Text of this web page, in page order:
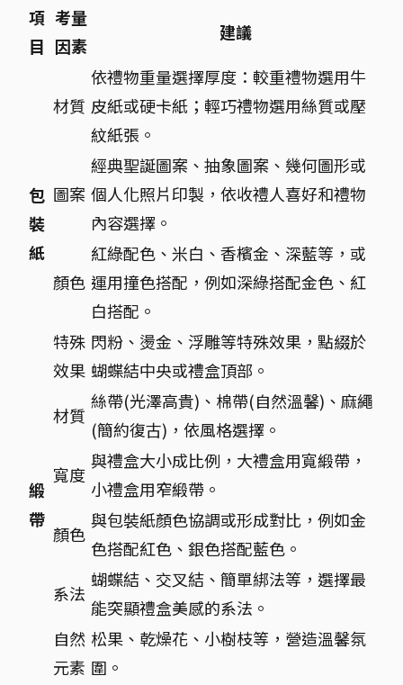
項
目
考量
因素
建議
包
裝
紙
材質
依禮物重量選擇厚度：較重禮物選用牛
皮紙或硬卡紙；輕巧禮物選用絲質或壓
紋紙張。
圖案
經典聖誕圖案、抽象圖案、幾何圖形或
個人化照片印製，依收禮人喜好和禮物
內容選擇。
顏色
紅綠配色、米白、香檳金、深藍等，或
運用撞色搭配，例如深綠搭配金色、紅
白搭配。
特殊
效果
閃粉、燙金、浮雕等特殊效果，點綴於
蝴蝶結中央或禮盒頂部。
緞
帶
材質
絲帶(光澤高貴)、棉帶(自然溫馨)、麻繩
(簡約復古)，依風格選擇。
寬度
與禮盒大小成比例，大禮盒用寬緞帶，
小禮盒用窄緞帶。
顏色
與包裝紙顏色協調或形成對比，例如金
色搭配紅色、銀色搭配藍色。
系法
蝴蝶結、交叉結、簡單綁法等，選擇最
能突顯禮盒美感的系法。
自然
元素
松果、乾燥花、小樹枝等，營造溫馨氛
圍。